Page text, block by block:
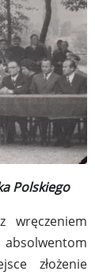
Polskiego
złożenie